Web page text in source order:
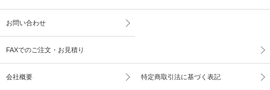
お問い合わせ
FAXでのご注文・お見積り
会社概要 特定商取引法に基づく表記